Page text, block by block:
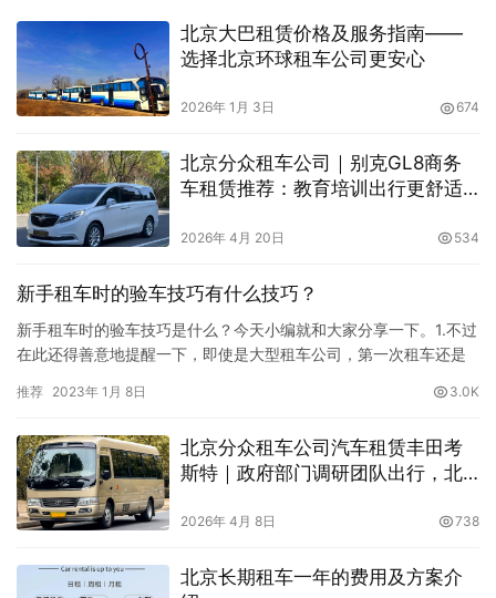
北京大巴租赁价格及服务指南——
选择北京环球租车公司更安心
2026年 1月 3日 674
北京分众租车公司｜别克GL8商务
车租赁推荐：教育培训出行更舒适
2026年 4月 20日 534
新手租车时的验车技巧有什么技巧？
新手租车时的验车技巧是什么？今天小编就和大家分享一下。1.不过
在此还得善意地提醒一下，即使是大型租车公司，第一次租车还是
到时候也不会因理解不同而产生什么纠纷。2、验车这个是今天重点
车公司，消费者经常会因为之前忽视的一些车体划痕而跟租车公司
产生纠…
推荐 2023年 1月 8日 3.0K
北京分众租车公司汽车租赁丰田考
斯特｜政府部门调研团队出行，北
2026年 4月 8日 738
北京长期租车一年的费用及方案介